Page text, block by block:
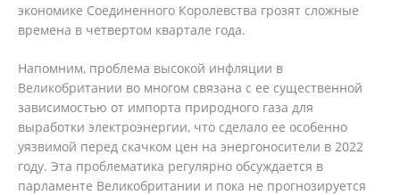
экономике Соединенного Королевства грозят сложные
времена в четвертом квартале года.
Напомним, проблема высокой инфляции в
Великобритании во многом связана с ее существенной
зависимостью от импорта природного газа для
выработки электроэнергии, что сделало ее особенно
уязвимой перед скачком цен на энергоносители в 2022
году. Эта проблематика регулярно обсуждается в
парламенте Великобритании и пока не прогнозируется